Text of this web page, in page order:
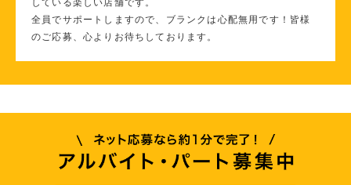
全員でサポートしますので、ブランクは心配無用です！皆様
のご応募、心よりお待ちしております。